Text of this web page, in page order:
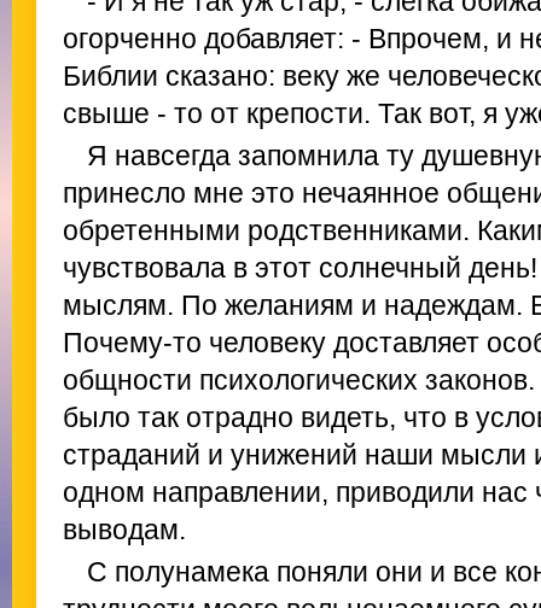
огорченно добавляет: - Впрочем, и
Библии сказано: веку же
свыше - то от крепости. Так вот, я
Я навсегда запомнила ту
принесло мне это нечаянное
обретенными родственниками.
чувствовала в этот солнечный
мыслям. По желаниям и надеждам.
Почему-то человеку доставляет
общности психологических
было так отрадно видеть, что в
страданий и унижений наши мысли
одном направлении, приводили нас
выводам.
С полунамека поняли они и все